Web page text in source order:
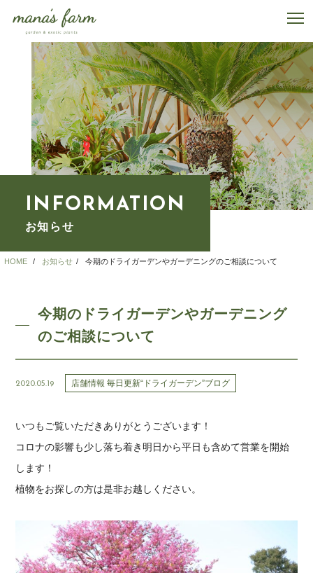
INFORMATION
お知らせ
HOME お知らせ 今期のドライガーデンやガーデニングのご相談について
今期のドライガーデンやガーデニング
のご相談について
2020.05.19 店舗情報 毎日更新“ドライガーデン”ブログ
いつもご覧いただきありがとうございます！
コロナの影響も少し落ち着き明日から平日も含めて営業を開始
します！
植物をお探しの方は是非お越しください。